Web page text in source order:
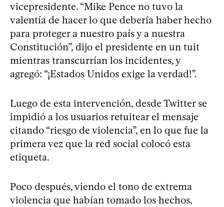
vicepresidente. “Mike Pence no tuvo la
valentía de hacer lo que debería haber hecho
para proteger a nuestro país y a nuestra
Constitución”, dijo el presidente en un tuit
mientras transcurrían los incidentes, y
agregó: “¡Estados Unidos exige la verdad!”.
Luego de esta intervención, desde Twitter se
impidió a los usuarios retuitear el mensaje
citando “riesgo de violencia”, en lo que fue la
primera vez que la red social colocó esta
etiqueta.
Poco después, viendo el tono de extrema
violencia que habían tomado los hechos,